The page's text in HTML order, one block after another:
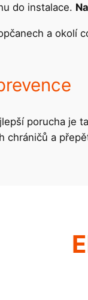
do instalace.
a okolí
porucha je
chráničů a